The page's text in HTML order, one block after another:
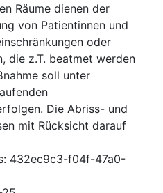
Räume dienen der
von Patientinnen und
oder
die z.T. beatmet werden
soll unter
Die Abriss- und
mit Rücksicht darauf
: 432ec9c3-f04f-47a0-